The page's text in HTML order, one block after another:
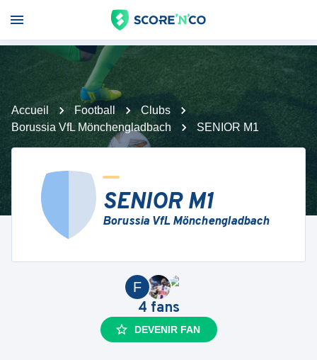
Accueil Football
Clubs
Borussia VfL Mönchengladbach
SENIOR M1
SENIOR M1
Borussia VfL Mönchengladbach
F
4 fans
DEVENIR FAN